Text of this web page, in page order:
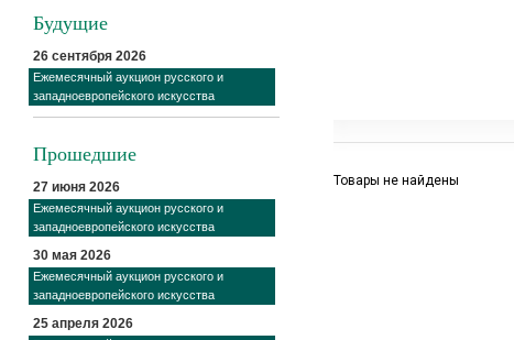
Будущие
26 сентября 2026
Ежемесячный аукцион русского и
западноевропейского искусства
Прошедшие
27 июня 2026
Ежемесячный аукцион русского и
западноевропейского искусства
30 мая 2026
Ежемесячный аукцион русского и
западноевропейского искусства
25 апреля 2026
Товары не найдены